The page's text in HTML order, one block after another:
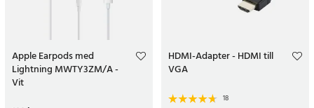
Apple Earpods med
Lightning MWTY3ZM/A -
Vit
HDMI-Adapter - HDMI till
VGA
18